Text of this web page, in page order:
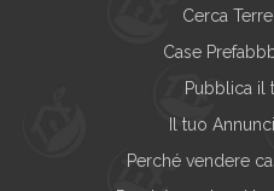
Cerca
Case
Pubblica il
Il tuo
Perché vendere